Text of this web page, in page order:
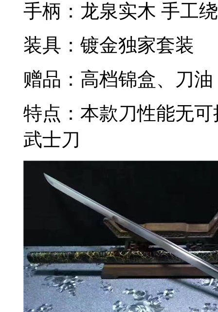
手柄：龙泉实木 手工
装具：镀金独家套装
赠品：高档锦盒、刀油
特点：本款刀性能无
武士刀